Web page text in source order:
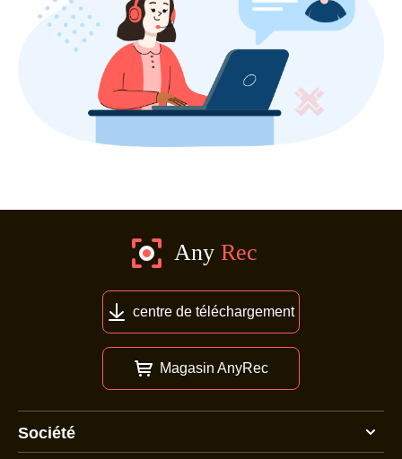
centre de téléchargement
Magasin AnyRec
Société